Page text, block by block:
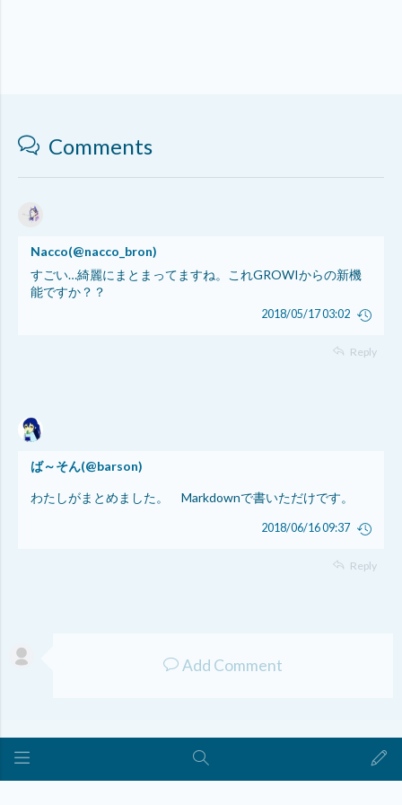
Comments
Nacco(@nacco_bron)
すごい…綺麗にまとまってますね。これGROWIからの新機
能ですか？？
2018/05/17 03:02
Reply
ば～そん(@barson)
わたしがまとめました。 Markdownで書いただけです。
2018/06/16 09:37
Reply
Add Comment
Created at
Last revision posted at2021/09/13 12:55by ば～そん